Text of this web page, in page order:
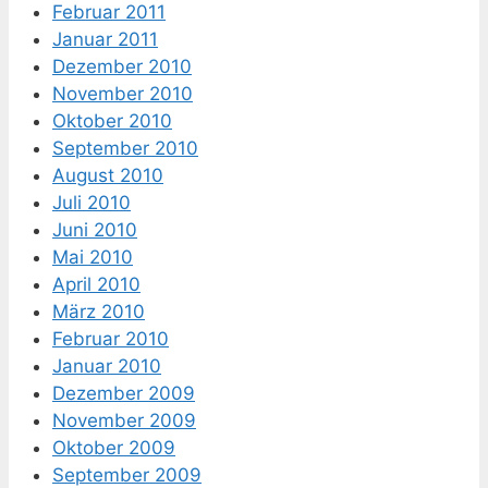
Februar 2011
Januar 2011
Dezember 2010
November 2010
Oktober 2010
September 2010
August 2010
Juli 2010
Juni 2010
Mai 2010
April 2010
März 2010
Februar 2010
Januar 2010
Dezember 2009
November 2009
Oktober 2009
September 2009